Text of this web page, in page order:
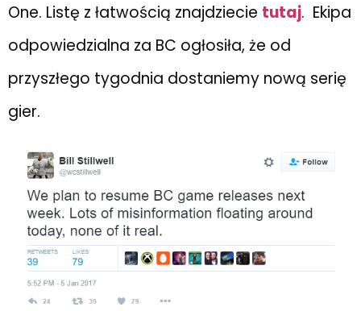
One. Listę z łatwością znajdziecie tutaj. Ekipa
odpowiedzialna za BC ogłosiła, że od
przyszłego tygodnia dostaniemy nową serię
gier.